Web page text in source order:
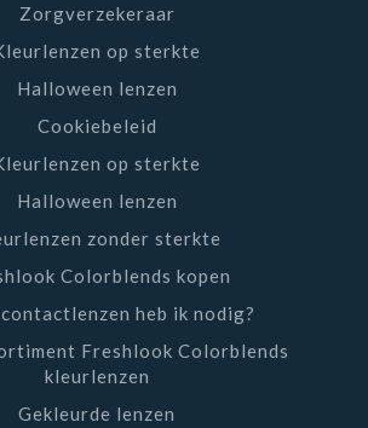
Zorgverzekeraar
op sterkte
Halloween lenzen
Cookiebeleid
op sterkte
Halloween lenzen
zonder sterkte
Colorblends kopen
heb ik nodig?
Freshlook Colorblends
kleurlenzen
Gekleurde lenzen